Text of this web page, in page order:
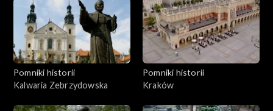
Pomniki historii
Kalwaria Zebrzydowska
Pomniki historii
Kraków